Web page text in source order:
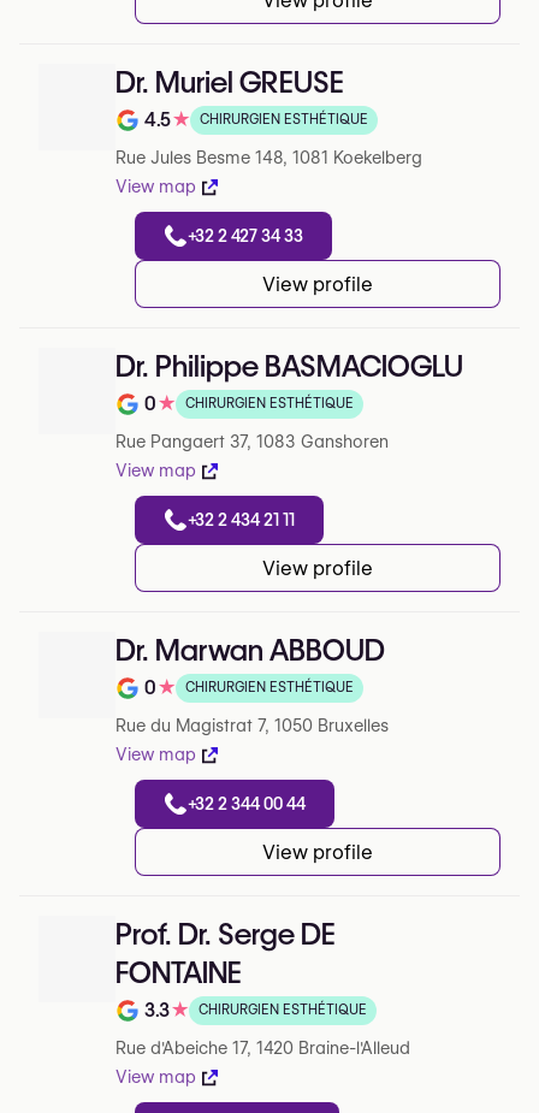
Dr. Muriel GREUSE
Note de 4.5 sur 5 sur Google
4.5★ CHIRURGIEN ESTHÉTIQUE
Rue Jules Besme 148, 1081 Koekelberg
View map
+32 2 427 34 33
View profile
Dr. Philippe BASMACIOGLU
Note de 0 sur 5 sur Google
0★ CHIRURGIEN ESTHÉTIQUE
Rue Pangaert 37, 1083 Ganshoren
View map
+32 2 434 21 11
View profile
Dr. Marwan ABBOUD
Note de 0 sur 5 sur Google
0★ CHIRURGIEN ESTHÉTIQUE
Rue du Magistrat 7, 1050 Bruxelles
View map
+32 2 344 00 44
View profile
Prof. Dr. Serge DE
FONTAINE
Note de 3.3 sur 5 sur Google
3.3★ CHIRURGIEN ESTHÉTIQUE
Rue d'Abeiche 17, 1420 Braine-l'Alleud
View map